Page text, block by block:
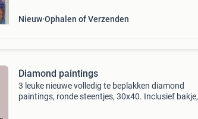
Nieuw Ophalen of Verzenden
Diamond paintings
3 leuke nieuwe volledig te beplakken diamond
paintings, ronde steentjes, 30x40. Inclusief bakje,